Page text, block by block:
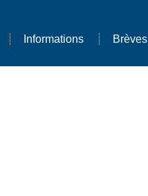
Informations Brèves